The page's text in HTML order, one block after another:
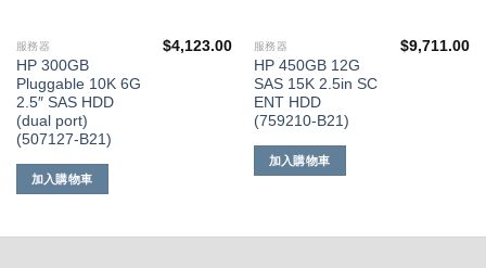
服務器
HP 300GB
Pluggable 10K 6G
2.5″ SAS HDD
(dual port)
(507127-B21)
$4,123.00
加入購物車
服務器
HP 450GB 12G
SAS 15K 2.5in SC
ENT HDD
(759210-B21)
$9,711.00
加入購物車